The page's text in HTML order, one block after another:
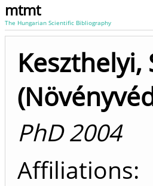
mtmt
The Hungarian Scientific Bibliography
Keszthelyi,
PhD 2004
Affiliations